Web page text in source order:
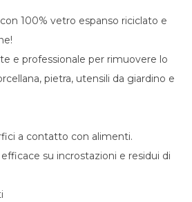
100% vetro espanso riciclato e
e professionale per rimuovere lo
pietra, utensili da giardino e
a contatto con alimenti.
su incrostazioni e residui di